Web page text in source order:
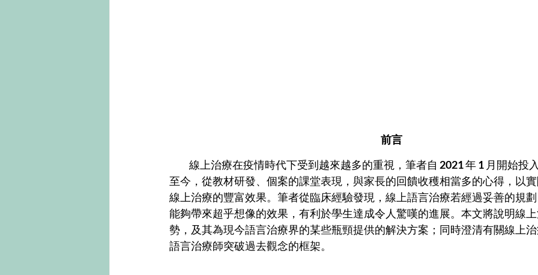
前言
           線上治療在疫情時代下受到越來越多的重視，筆者自
2021 年 1 月開始投
至今，從教材研發、個案的課堂表現，與家長的回饋收穫相當多的心得，以
線上治療的豐富效果。筆者從臨床經驗發現，線上語言治療若經過妥善的規劃
能夠帶來超乎想像的效果，有利於學生達成令人驚嘆的進展。本文將說明線
勢，及其為現今語言治療界的某些瓶頸提供的解決方案；同時澄清有關線上
語言治療師突破過去觀念的框架。